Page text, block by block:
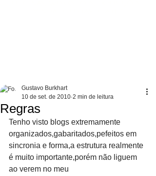
Regras
Gustavo Burkhart
10 de set. de 2010 2 min de leitura
Tenho visto blogs extremamente
organizados,gabaritados,pefeitos em
sincronia e forma,a estrutura realmente
é muito importante,porém não liguem
ao verem no meu